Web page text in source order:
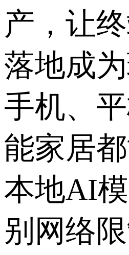
产，让
落地成为
手机、
能家居
本地AI
别网络